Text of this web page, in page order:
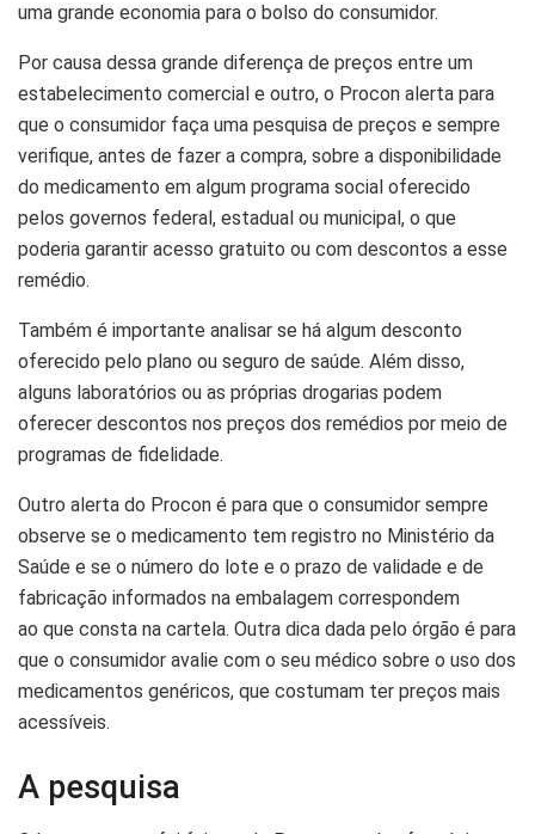
uma grande economia para o bolso do consumidor.
Por causa dessa grande diferença de preços entre um
estabelecimento comercial e outro, o Procon alerta para
que o consumidor faça uma pesquisa de preços e sempre
verifique, antes de fazer a compra, sobre a disponibilidade
do medicamento em algum programa social oferecido
pelos governos federal, estadual ou municipal, o que
poderia garantir acesso gratuito ou com descontos a esse
remédio.
Também é importante analisar se há algum desconto
oferecido pelo plano ou seguro de saúde. Além disso,
alguns laboratórios ou as próprias drogarias podem
oferecer descontos nos preços dos remédios por meio de
programas de fidelidade.
Outro alerta do Procon é para que o consumidor sempre
observe se o medicamento tem registro no Ministério da
Saúde e se o número do lote e o prazo de validade e de
fabricação informados na embalagem correspondem
ao que consta na cartela. Outra dica dada pelo órgão é para
que o consumidor avalie com o seu médico sobre o uso dos
medicamentos genéricos, que costumam ter preços mais
acessíveis.
A pesquisa